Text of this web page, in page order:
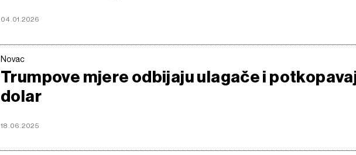
04.01.2026
Novac
Trumpove mjere odbijaju ulagače i
dolar
18.06.2025